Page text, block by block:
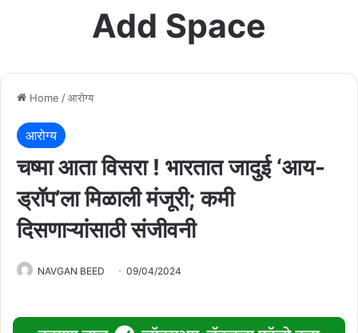
Add Space
Home /आरोग्य
आरोग्य
चष्मा आता विसरा ! भारतात जादुई ‘आय-
ड्रॉप’ला मिळाली मंजूरी; कमी
दिसणाऱ्यांसाठी संजीवनी
NAVGAN BEED 09/04/2024